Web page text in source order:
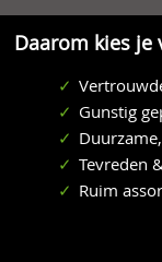
Daarom kies je
Gunstig
Tevreden
Ruim